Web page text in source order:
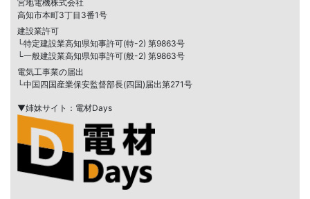
宮地電機株式会社
高知市本町3丁目3番1号
建設業許可
└特定建設業高知県知事許可(特-2) 第9863号
└一般建設業高知県知事許可(般-2) 第9863号
電気工事業の届出
└中国四国産業保安監督部長(四国)届出第271号
▼姉妹サイト：電材Days